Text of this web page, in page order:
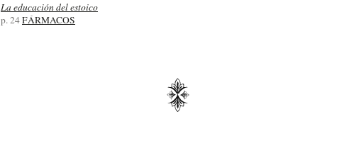
La educación del estoico
p. 24FÁRMACOS